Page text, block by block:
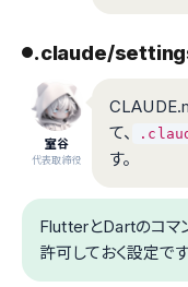
.claude/
室谷
代表取締役
て、
す。
FlutterとDartのコ
許可しておく設定で